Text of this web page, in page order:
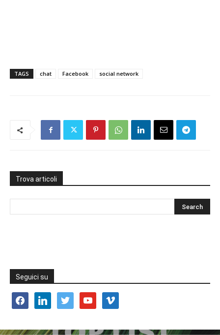
TAGS chat Facebook social network
Trova articoli
Seguici su
facebooklinkedin twitter youtube vimeo